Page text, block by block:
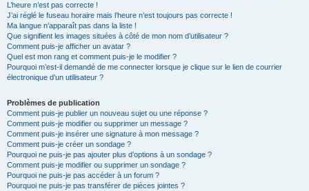
L’heure n’est pas correcte !
J’ai réglé le fuseau horaire mais l’heure n’est toujours pas correcte !
Ma langue n’apparaît pas dans la liste !
Que signifient les images situées à côté de mon nom d’utilisateur ?
Comment puis-je afficher un avatar ?
Quel est mon rang et comment puis-je le modifier ?
Pourquoi m’est-il demandé de me connecter lorsque je clique sur le lien de courrier
électronique d’un utilisateur ?
Problèmes de publication
Comment puis-je publier un nouveau sujet ou une réponse ?
Comment puis-je modifier ou supprimer un message ?
Comment puis-je insérer une signature à mon message ?
Comment puis-je créer un sondage ?
Pourquoi ne puis-je pas ajouter plus d’options à un sondage ?
Comment puis-je modifier ou supprimer un sondage ?
Pourquoi ne puis-je pas accéder à un forum ?
Pourquoi ne puis-je pas transférer de pièces jointes ?